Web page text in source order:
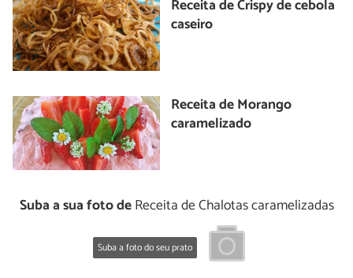
Receita de Crispy de cebola
caseiro
Receita de Morango
caramelizado
Suba a sua foto deReceita de Chalotas caramelizadas
Suba a foto do seu prato